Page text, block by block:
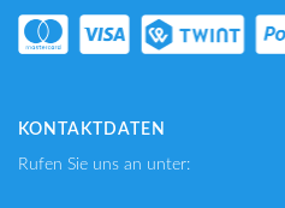
KONTAKTDATEN
Rufen Sie uns an unter: